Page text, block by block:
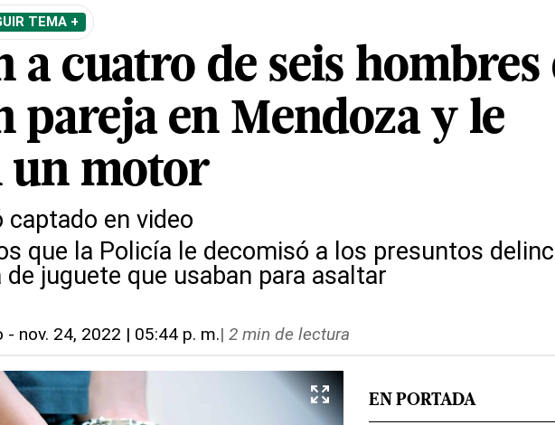
TEMA +
a cuatro de seis hombres
pareja en Mendoza y le
un motor
captado en video
que la Policía le decomisó a los presuntos
de juguete que usaban para asaltar
- nov. 24, 2022 | 05:44 p. m.| 2 min de lectura
EN PORTADA